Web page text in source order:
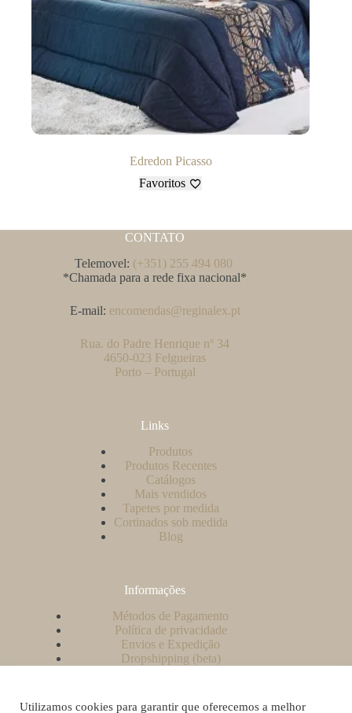
Edredon Picasso
Favoritos
CONTATO
Telemovel: (+351) 255 494 080
*Chamada para a rede fixa nacional*
E-mail: encomendas@reginalex.pt
Rua. do Padre Henrique nº 34
4650-023 Felgueiras
Porto – Portugal
Links
Produtos
Produtos Recentes
Catálogos
Mais vendidos
Tapetes por medida
Cortinados sob medida
Blog
Informações
Métodos de Pagamento
Política de privacidade
Envios e Expedição
Dropshipping (beta)
Como criar uma conta no nosso website?
Utilizamos cookies para garantir que oferecemos a melhor